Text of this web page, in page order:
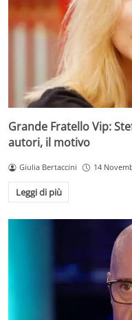
Grande Fratello Vip:
autori, il motivo
Giulia Bertaccini 14
Leggi di più